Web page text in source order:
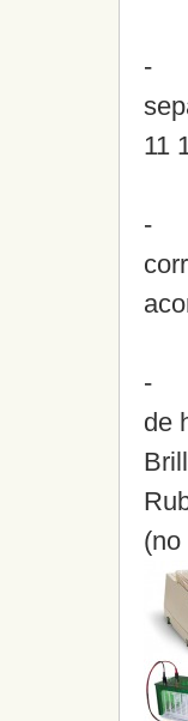
- 1
11
-
-
de